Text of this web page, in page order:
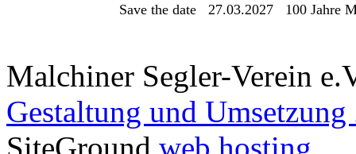
Save the date 27.03.2027 100 Jahre
Malchiner Segler-Verein
Gestaltung und Umsetzung